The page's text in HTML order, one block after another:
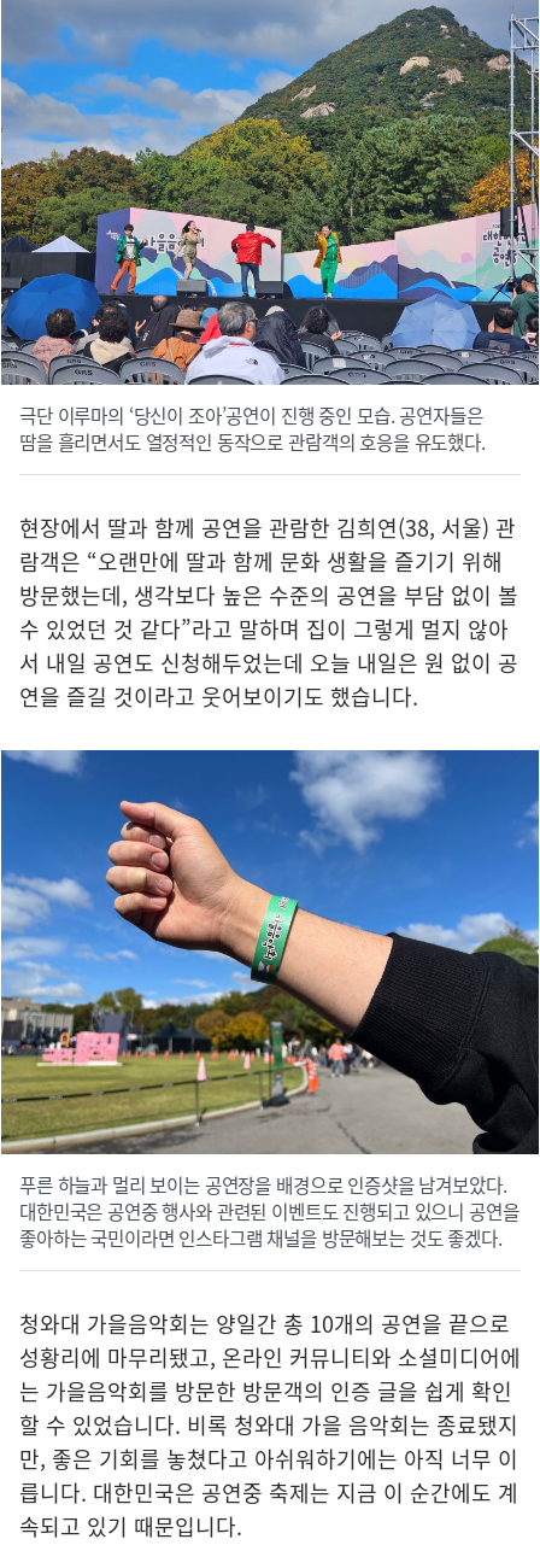
극단 이루마의 ‘당신이 조아’공연이 진행 중인 모습. 공연자들은
땀을 흘리면서도 열정적인 동작으로 관람객의 호응을 유도했다.
현장에서 딸과 함께 공연을 관람한 김희연(38, 서울) 관
람객은 “오랜만에 딸과 함께 문화 생활을 즐기기 위해
방문했는데, 생각보다 높은 수준의 공연을 부담 없이 볼
수 있었던 것 같다”라고 말하며 집이 그렇게 멀지 않아
서 내일 공연도 신청해두었는데 오늘 내일은 원 없이 공
연을 즐길 것이라고 웃어보이기도 했습니다.
푸른 하늘과 멀리 보이는 공연장을 배경으로 인증샷을 남겨보았다.
대한민국은 공연중 행사와 관련된 이벤트도 진행되고 있으니 공연을
좋아하는 국민이라면 인스타그램 채널을 방문해보는 것도 좋겠다.
청와대 가을음악회는 양일간 총 10개의 공연을 끝으로
성황리에 마무리됐고, 온라인 커뮤니티와 소셜미디어에
는 가을음악회를 방문한 방문객의 인증 글을 쉽게 확인
할 수 있었습니다. 비록 청와대 가을 음악회는 종료됐지
만, 좋은 기회를 놓쳤다고 아쉬워하기에는 아직 너무 이
릅니다. 대한민국은 공연중 축제는 지금 이 순간에도 계
속되고 있기 때문입니다.